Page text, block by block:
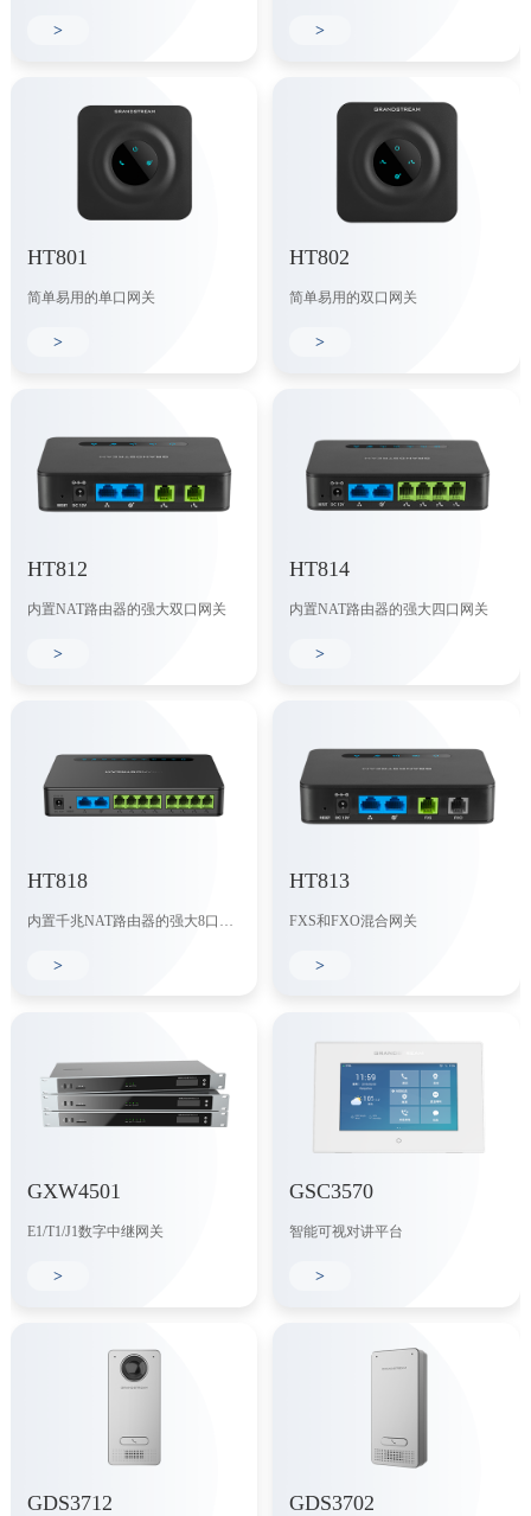
> >
HT801
简单易用的单口网关
>
HT802
简单易用的双口网关
>
HT812
内置NAT路由器的强大双口网关
>
HT814
内置NAT路由器的强大四口网关
>
HT818
>
HT813
FXS和FXO混合网关
>
GXW4501
E1/T1/J1数字中继网关
>
GSC3570
智能可视对讲平台
>
GDS3712 GDS3702